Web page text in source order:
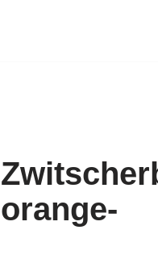
orange-